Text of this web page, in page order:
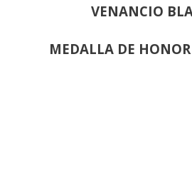
VENANCIO
MEDALLA DE